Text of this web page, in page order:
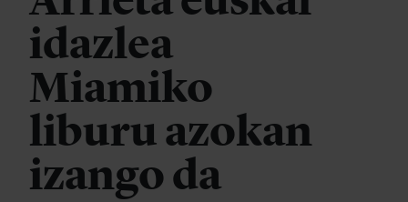
idazlea
Miamiko
liburu azokan
izango da